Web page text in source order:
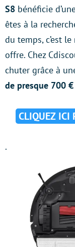
S8 bénéficie
êtes à la
du temps, c’est
offre. Chez
chuter grâce à
de presque 700 €
CLIQUEZ ICI
.